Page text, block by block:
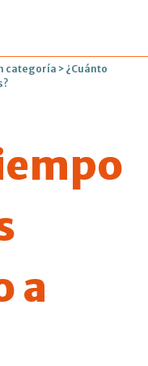
categoría > ¿Cuánto
a